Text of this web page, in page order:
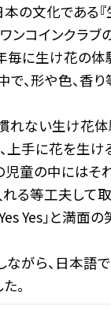
の文化である『
ンコインクラ
毎に生け花の体
で、形や色、香
ない生け花体
上手に花を生
児童の中には
る等工夫して取
Yes」と満面
がら、日本語
。